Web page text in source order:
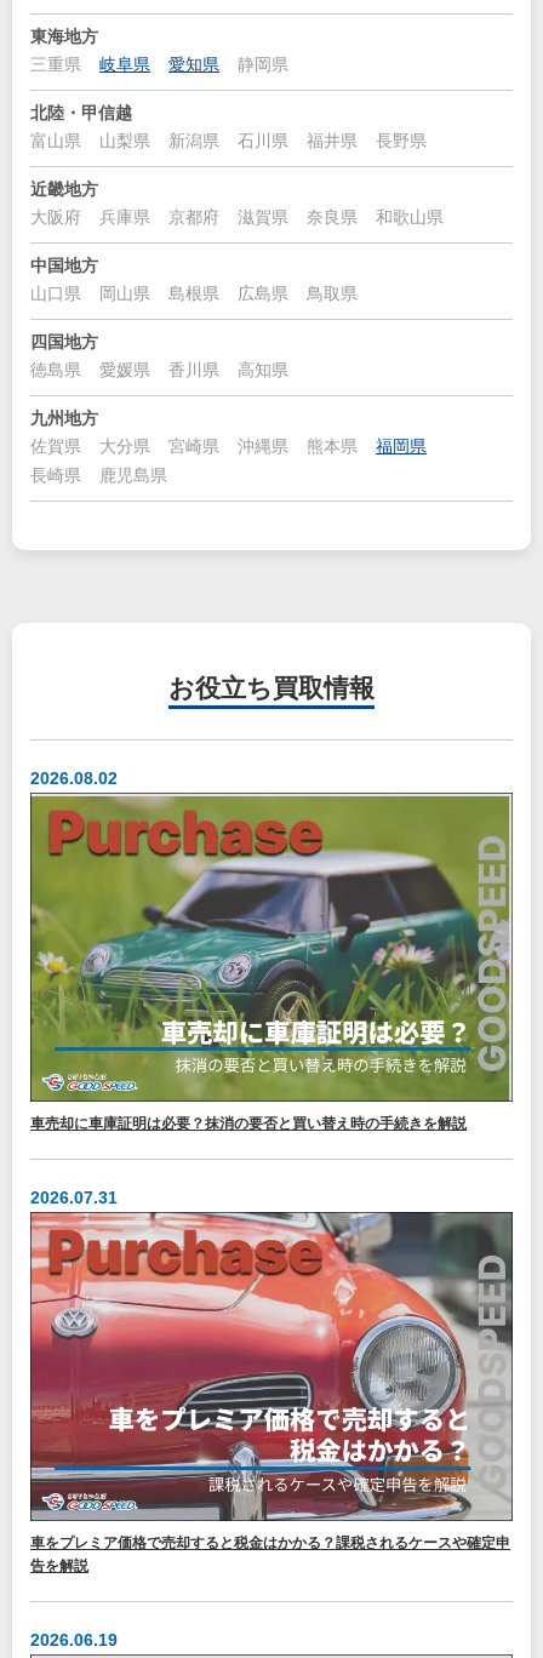
東海地方
三重県
岐阜県 愛知県 静岡県
北陸・甲信越
富山県
山梨県 新潟県 石川県 福井県 長野県
近畿地方
大阪府
兵庫県 京都府 滋賀県 奈良県 和歌山県
中国地方
山口県
岡山県 島根県 広島県 鳥取県
四国地方
徳島県
愛媛県 香川県 高知県
九州地方
佐賀県
大分県 宮崎県 沖縄県 熊本県
福岡県
長崎県
鹿児島県
お役立ち 買取情報
2026.08.02
車売却に車庫証明は必要？抹消の要否と買い替え時の手続きを解説
2026.07.31
車をプレミア価格で売却すると税金はかかる？課税されるケースや確定申
告を解説
2026.06.19